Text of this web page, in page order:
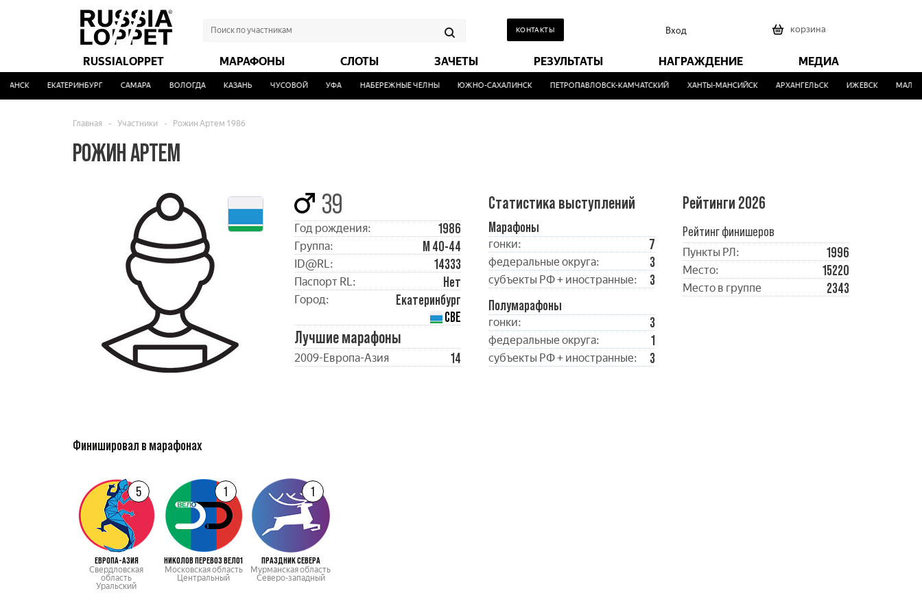
КОНТАКТЫ Вход корзина
RUSSIALOPPET МАРАФОНЫ СЛОТЫ ЗАЧЕТЫ РЕЗУЛЬТАТЫ НАГРАЖДЕНИЕ МЕДИА
ЕКАТЕРИНБУРГ САМАРА ВОЛОГДА КАЗАНЬ ЧУСОВОЙ УФА НАБЕРЕЖНЫЕ ЧЕЛНЫ ЮЖНО-САХАЛИНСК ПЕТРОПАВЛОВСК-КАМЧАТСКИЙ ХАНТЫ-МАНСИЙСК АРХАНГЕЛЬСК ИЖЕВСК
Главная - Участники - Рожин Артем 1986
РОЖИН АРТЕМ
39
Год рождения: 1986
Группа: М 40-44
ID@RL: 14333
Паспорт RL: Нет
Город:
Екатеринбург
СВЕ
Лучшие марафоны
2009-Европа-Азия 14
Статистика выступлений
Марафоны
гонки: 7
федеральные округа: 3
субъекты РФ + иностранные:
3
Полумарафоны
гонки: 3
федеральные округа: 1
субъекты РФ + иностранные: 3
Рейтинги 2026
Рейтинг финишеров
Пункты РЛ: 1996
Место: 15220
Место в группе 2343
Финишировал в марафонах
5
ЕВРОПА-АЗИЯ
Свердловская
область
Уральский
1
НИКОЛОВ ПЕРЕВОЗ ВЕЛО1
Московская область
Центральный
1
ПРАЗДНИК СЕВЕРА
Мурманская область
Северо-западный